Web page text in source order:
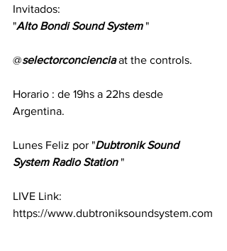
Invitados:
"Alto Bondi Sound System "
@selectorconciencia at the controls.
Horario : de 19hs a 22hs desde
Argentina.
Lunes Feliz por "Dubtronik Sound
System Radio Station "
LIVE Link:
https://www.dubtroniksoundsystem.com